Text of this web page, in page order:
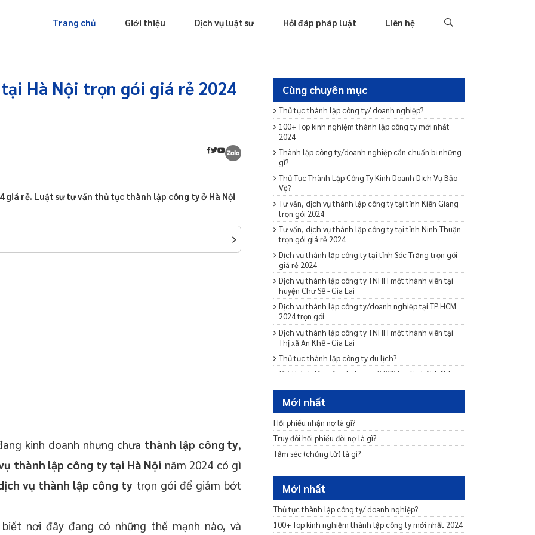
Trang chủ Giới thiệu Dịch vụ luật sư Hỏi đáp pháp luật Liên hệ Hôn nhân & Gia đình
Hà Nội trọn gói giá rẻ 2024
giá rẻ. Luật sư tư vấn thủ tục thành lập công ty ở Hà Nội
kinh doanh nhưng chưa thành lập công ty,
thành lập công ty tại Hà Nội năm 2024 có gì
vụ thành lập công ty trọn gói để giảm bớt
biết nơi đây đang có những thế mạnh nào, và
Cùng chuyên mục
Thủ tục thành lập công ty/ doanh nghiệp?
100+ Top kinh nghiệm thành lập công ty mới nhất
2024
Thành lập công ty/doanh nghiệp cần chuẩn bị những
gì?
Thủ Tục Thành Lập Công Ty Kinh Doanh Dịch Vụ Bảo
Vệ?
Tư vấn, dịch vụ thành lập công ty tại tỉnh Kiên Giang
trọn gói 2024
Tư vấn, dịch vụ thành lập công ty tại tỉnh Ninh Thuận
trọn gói giá rẻ 2024
Dịch vụ thành lập công ty tại tỉnh Sóc Trăng trọn gói
giá rẻ 2024
Dịch vụ thành lập công ty TNHH một thành viên tại
huyện Chư Sê - Gia Lai
Dịch vụ thành lập công ty/doanh nghiệp tại TP.HCM
2024 trọn gói
Dịch vụ thành lập công ty TNHH một thành viên tại
Thị xã An Khê - Gia Lai
Thủ tục thành lập công ty du lịch?
Giá thành lập công ty trọn gói 2024 mới nhất hết bao
Dịch vụ thành lập công ty/doanh nghiệp tại Đà Nẵng
2024 trọn gói
Muốn mở đại lý chuyển phát nhanh cần thủ tục gì?
Lý lịch tư pháp bao lâu hết hạn?
Lệ phí đăng ký doanh nghiệp được quy định như thế
Thủ tục mở chi nhánh công ty ở tỉnh khác?
Dịch vụ thành lập chi nhánh công ty 500k
Dịch vụ thành lập công ty TNHH một thành viên
Dịch vụ thay đổi Giám đốc/Tổng giám đốc công ty
Mới nhất
Hối phiếu nhận nợ là gì?
Truy đòi hối phiếu đòi nợ là gì?
Tấm séc (chứng từ) là gì?
Mới nhất
Thủ tục thành lập công ty/ doanh nghiệp?
100+ Top kinh nghiệm thành lập công ty mới nhất 2024